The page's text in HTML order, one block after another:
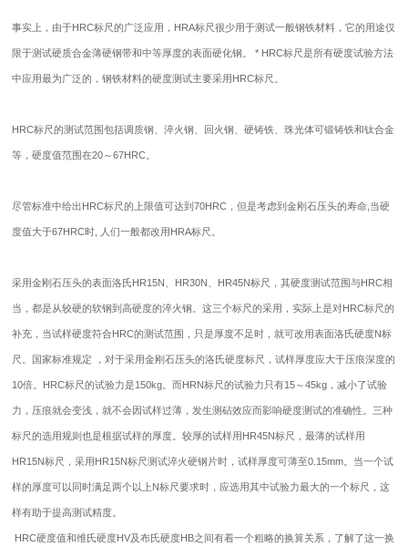
事实上，由于HRC标尺的广泛应用，HRA标尺很少用于测试一般钢铁材料，它的用途仅
限于测试硬质合金薄硬钢带和中等厚度的表面硬化钢。 * HRC标尺是所有硬度试验方法
中应用最为广泛的，钢铁材料的硬度测试主要采用HRC标尺。
HRC标尺的测试范围包括调质钢、淬火钢、回火钢、硬铸铁、珠光体可锻铸铁和钛合金
等，硬度值范围在20～67HRC。
尽管标准中给出HRC标尺的上限值可达到70HRC，但是考虑到金刚石压头的寿命,当硬
度值大于67HRC时, 人们一般都改用HRA标尺。
采用金刚石压头的表面洛氏HR15N、HR30N、HR45N标尺，其硬度测试范围与HRC相
当，都是从较硬的软钢到高硬度的淬火钢。这三个标尺的采用，实际上是对HRC标尺的
补充，当试样硬度符合HRC的测试范围，只是厚度不足时，就可改用表面洛氏硬度N标
尺。国家标准规定 ，对于采用金刚石压头的洛氏硬度标尺，试样厚度应大于压痕深度的
10倍。HRC标尺的试验力是150kg。而HRN标尺的试验力只有15～45kg，减小了试验
力，压痕就会变浅，就不会因试样过薄，发生测砧效应而影响硬度测试的准确性。三种
标尺的选用规则也是根据试样的厚度。较厚的试样用HR45N标尺，最薄的试样用
HR15N标尺，采用HR15N标尺测试淬火硬钢片时，试样厚度可薄至0.15mm。当一个试
样的厚度可以同时满足两个以上N标尺要求时，应选用其中试验力最大的一个标尺，这
样有助于提高测试精度。
HRC硬度值和维氏硬度HV及布氏硬度HB之间有着一个粗略的换算关系，了解了这一换